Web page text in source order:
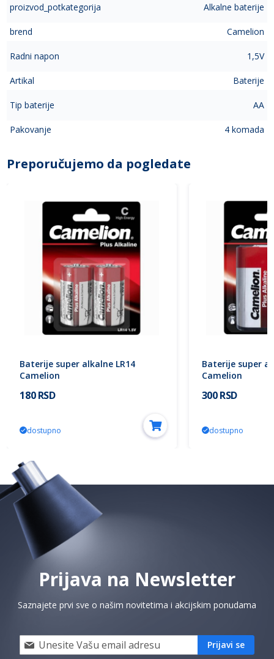
proizvod_potkategorija Alkalne baterije
brend Camelion
Radni napon 1,5V
Artikal Baterije
Tip baterije AA
Pakovanje 4 komada
Preporučujemo da pogledate
Baterije super alkalne LR14
Camelion
180 RSD
dostupno
Baterije super
Camelion
300 RSD
dostupno
Prijava na Newsletter
Saznajete prvi sve o našim novitetima i akcijskim ponudama
Prijavi
se
Prijavi se